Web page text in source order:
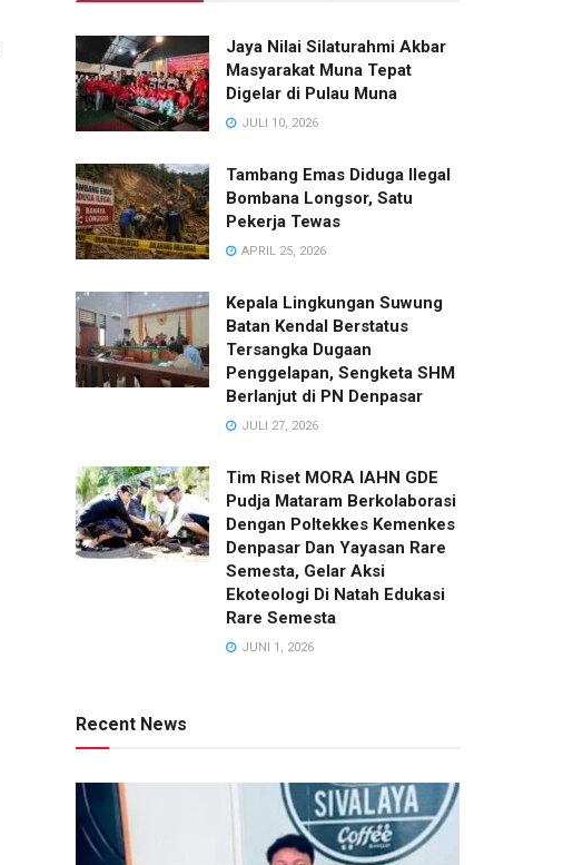
Jaya Nilai Silaturahmi Akbar
Masyarakat Muna Tepat
Digelar di Pulau Muna
JULI 10, 2026
Tambang Emas Diduga Ilegal
Bombana Longsor, Satu
Pekerja Tewas
APRIL 25, 2026
Kepala Lingkungan Suwung
Batan Kendal Berstatus
Tersangka Dugaan
Penggelapan, Sengketa SHM
Berlanjut di PN Denpasar
JULI 27, 2026
Tim Riset MORA IAHN GDE
Pudja Mataram Berkolaborasi
Dengan Poltekkes Kemenkes
Denpasar Dan Yayasan Rare
Semesta, Gelar Aksi
Ekoteologi Di Natah Edukasi
Rare Semesta
JUNI 1, 2026
Recent News